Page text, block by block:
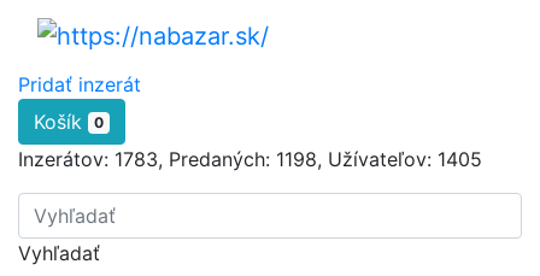
Pridať inzerát
Košík
0
Inzerátov: 1783, Predaných: 1198, Užívateľov: 1405
Vyhľadať